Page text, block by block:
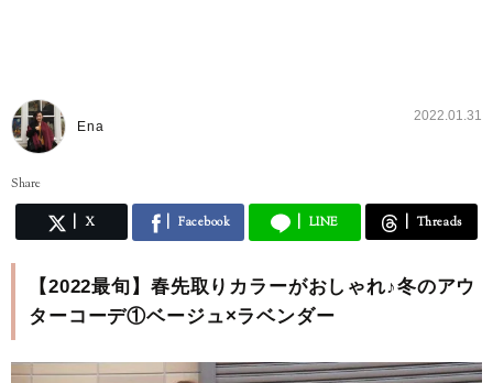
Ena
2022.01.31
Share
X Facebook LINE Threads
【2022最旬】春先取りカラーがおしゃれ♪冬のアウ
ターコーデ①ベージュ×ラベンダー